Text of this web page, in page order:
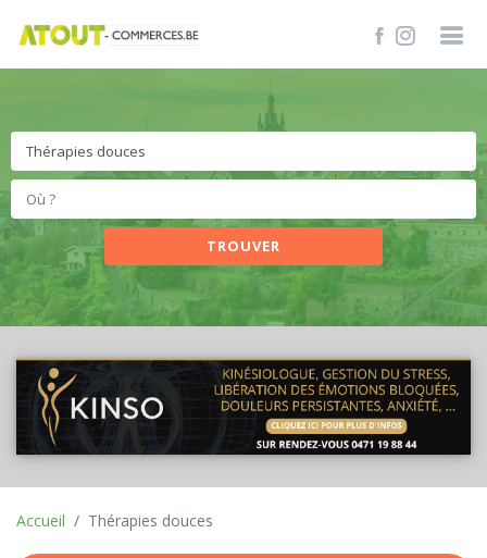
TROUVER
Accueil Thérapies douces